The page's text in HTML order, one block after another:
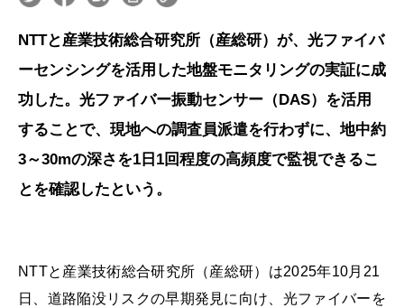
NTTと産業技術総合研究所（産総研）が、光ファイバ
ーセンシングを活用した地盤モニタリングの実証に成
功した。光ファイバー振動センサー（DAS）を活用
することで、現地への調査員派遣を行わずに、地中約
3～30mの深さを1日1回程度の高頻度で監視できるこ
とを確認したという。
NTTと産業技術総合研究所（産総研）は2025年10月21
日、道路陥没リスクの早期発見に向け、光ファイバーを